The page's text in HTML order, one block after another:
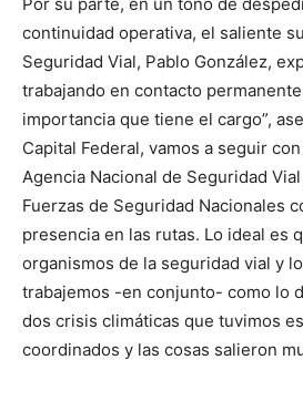
continuidad operativa, el saliente
Seguridad Vial, Pablo González,
trabajando en contacto
importancia que tiene el cargo”,
Capital Federal, vamos a seguir
Agencia Nacional de Seguridad
Fuerzas de Seguridad Nacionales
presencia en las rutas. Lo ideal es
organismos de la seguridad vial y
trabajemos -en conjunto- como lo
dos crisis climáticas que tuvimos
coordinados y las cosas salieron